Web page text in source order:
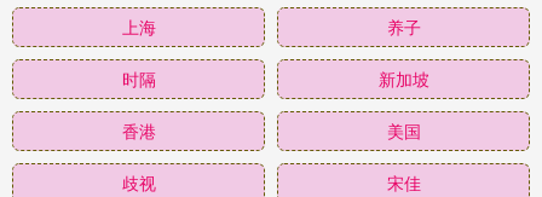
上海 养子
时隔 新加坡
香港 美国
歧视 宋佳